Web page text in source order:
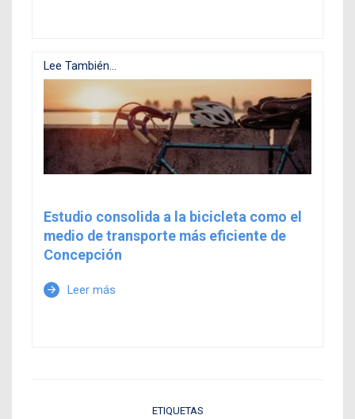
Lee También...
Estudio consolida a la bicicleta como el
medio de transporte más eficiente de
Concepción
arrow_forward Leer más
ETIQUETAS